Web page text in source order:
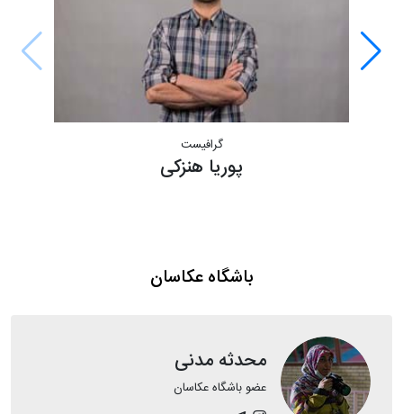
گرافیست
پوریا هنزکی
باشگاه عکاسان
محدثه مدنی
عضو باشگاه عکاسان